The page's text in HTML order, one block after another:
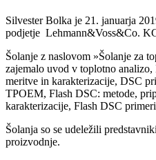
Silvester Bolka je 21. januarja
podjetje Lehmann&Voss&Co.
Šolanje z naslovom »Šolanje za
zajemalo uvod v toplotno
meritve in karakterizacije, DSC
TPOEM, Flash DSC: metode,
karakterizacije, Flash DSC
Šolanja so se udeležili
proizvodnje.